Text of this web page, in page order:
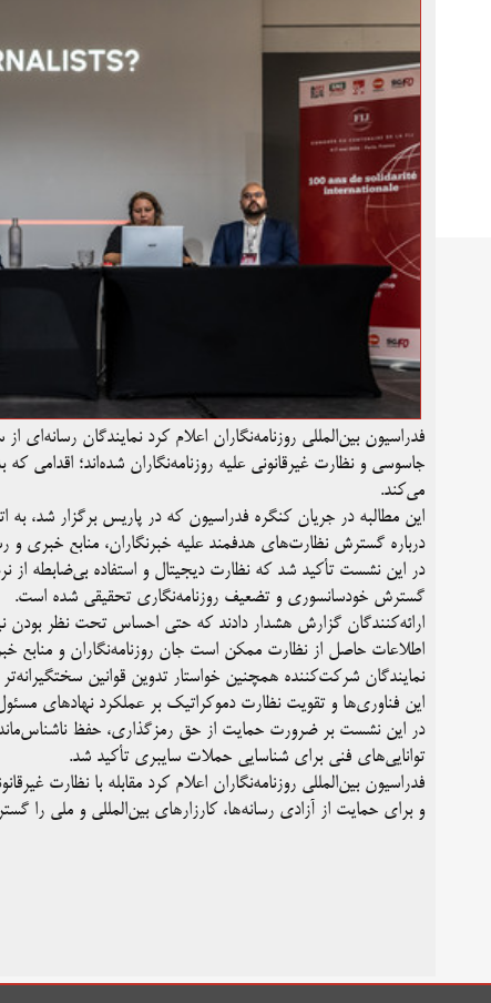
فدراسیون بین‌المللی روزنامه‌نگاران اعلام کرد نمایندگان رسانه‌ای
جاسوسی و نظارت غیرقانونی علیه روزنامه‌نگاران شده‌اند؛ اقدامی
می‌کند.
این مطالبه در جریان کنگره فدراسیون که در پاریس برگزار شد، به
درباره گسترش نظارت‌های هدفمند علیه خبرنگاران، منابع خبری
در این نشست تأکید شد که نظارت دیجیتال و استفاده بی‌ضابطه از
گسترش خودسانسوری و تضعیف روزنامه‌نگاری تحقیقی شده است.
ارائه‌کنندگان گزارش هشدار دادند که حتی احساس تحت نظر بودن
اطلاعات حاصل از نظارت ممکن است جان روزنامه‌نگاران و منابع
نمایندگان شرکت‌کننده همچنین خواستار تدوین قوانین
این فناوری‌ها و تقویت نظارت دموکراتیک بر عملکرد نهادهای
در این نشست بر ضرورت حمایت از حق رمزگذاری، حفظ
توانایی‌های فنی برای شناسایی حملات سایبری تأکید شد.
فدراسیون بین‌المللی روزنامه‌نگاران اعلام کرد مقابله با نظارت
و برای حمایت از آزادی رسانه‌ها، کارزارهای بین‌المللی و ملی را